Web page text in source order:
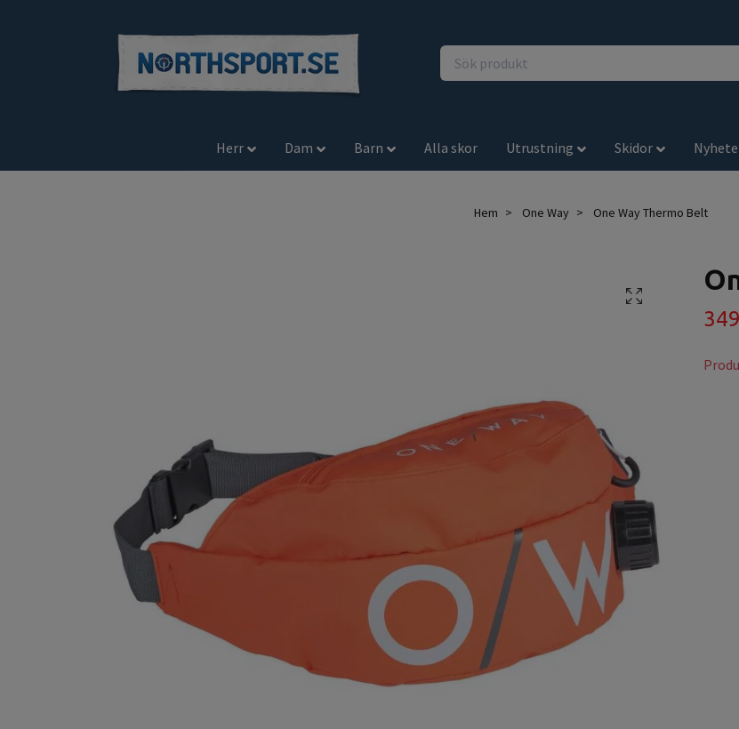
Herr Dam Barn Alla skor Utrustning Skidor
Hem One Way One Way Thermo Belt